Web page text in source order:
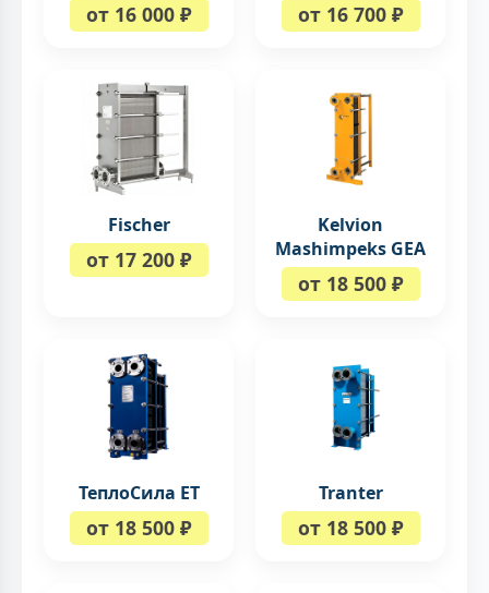
от 16 000 ₽ от 16 700 ₽
Fischer
от 17 200 ₽
Kelvion
Mashimpeks GEA
от 18 500 ₽
ТеплоСила ЕТ
от 18 500 ₽
Tranter
от 18 500 ₽